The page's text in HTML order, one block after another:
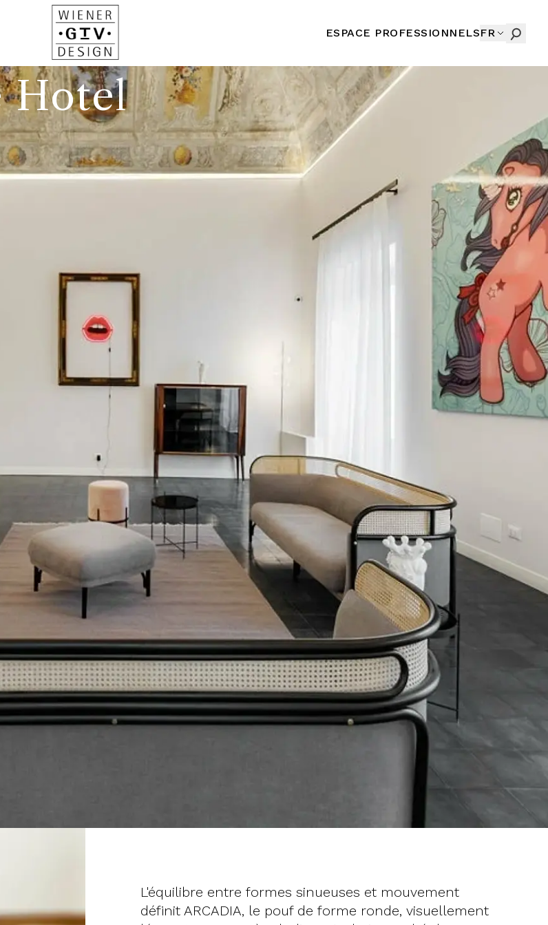
ESPACE PROFESSIONNELSFR
Hotel
L'équilibre entre formes sinueuses et mouvement
définit ARCADIA, le pouf de forme ronde, visuellement